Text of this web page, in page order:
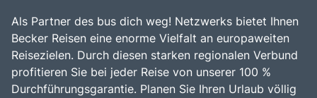
Als Partner des bus dich weg! Netzwerks bietet Ihnen
Becker Reisen eine enorme Vielfalt an europaweiten
Reisezielen. Durch diesen starken regionalen Verbund
profitieren Sie bei jeder Reise von unserer 100 %
Durchführungsgarantie. Planen Sie Ihren Urlaub völlig